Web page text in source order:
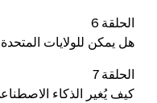
الحلقة 6
هل يمكن للولايات
الحلقة 7
كيف يُغير الذكاء